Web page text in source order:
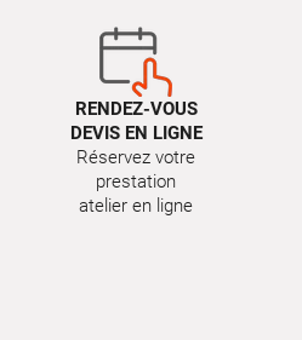
RENDEZ-VOUS
DEVIS EN LIGNE
Réservez votre
prestation
atelier en ligne